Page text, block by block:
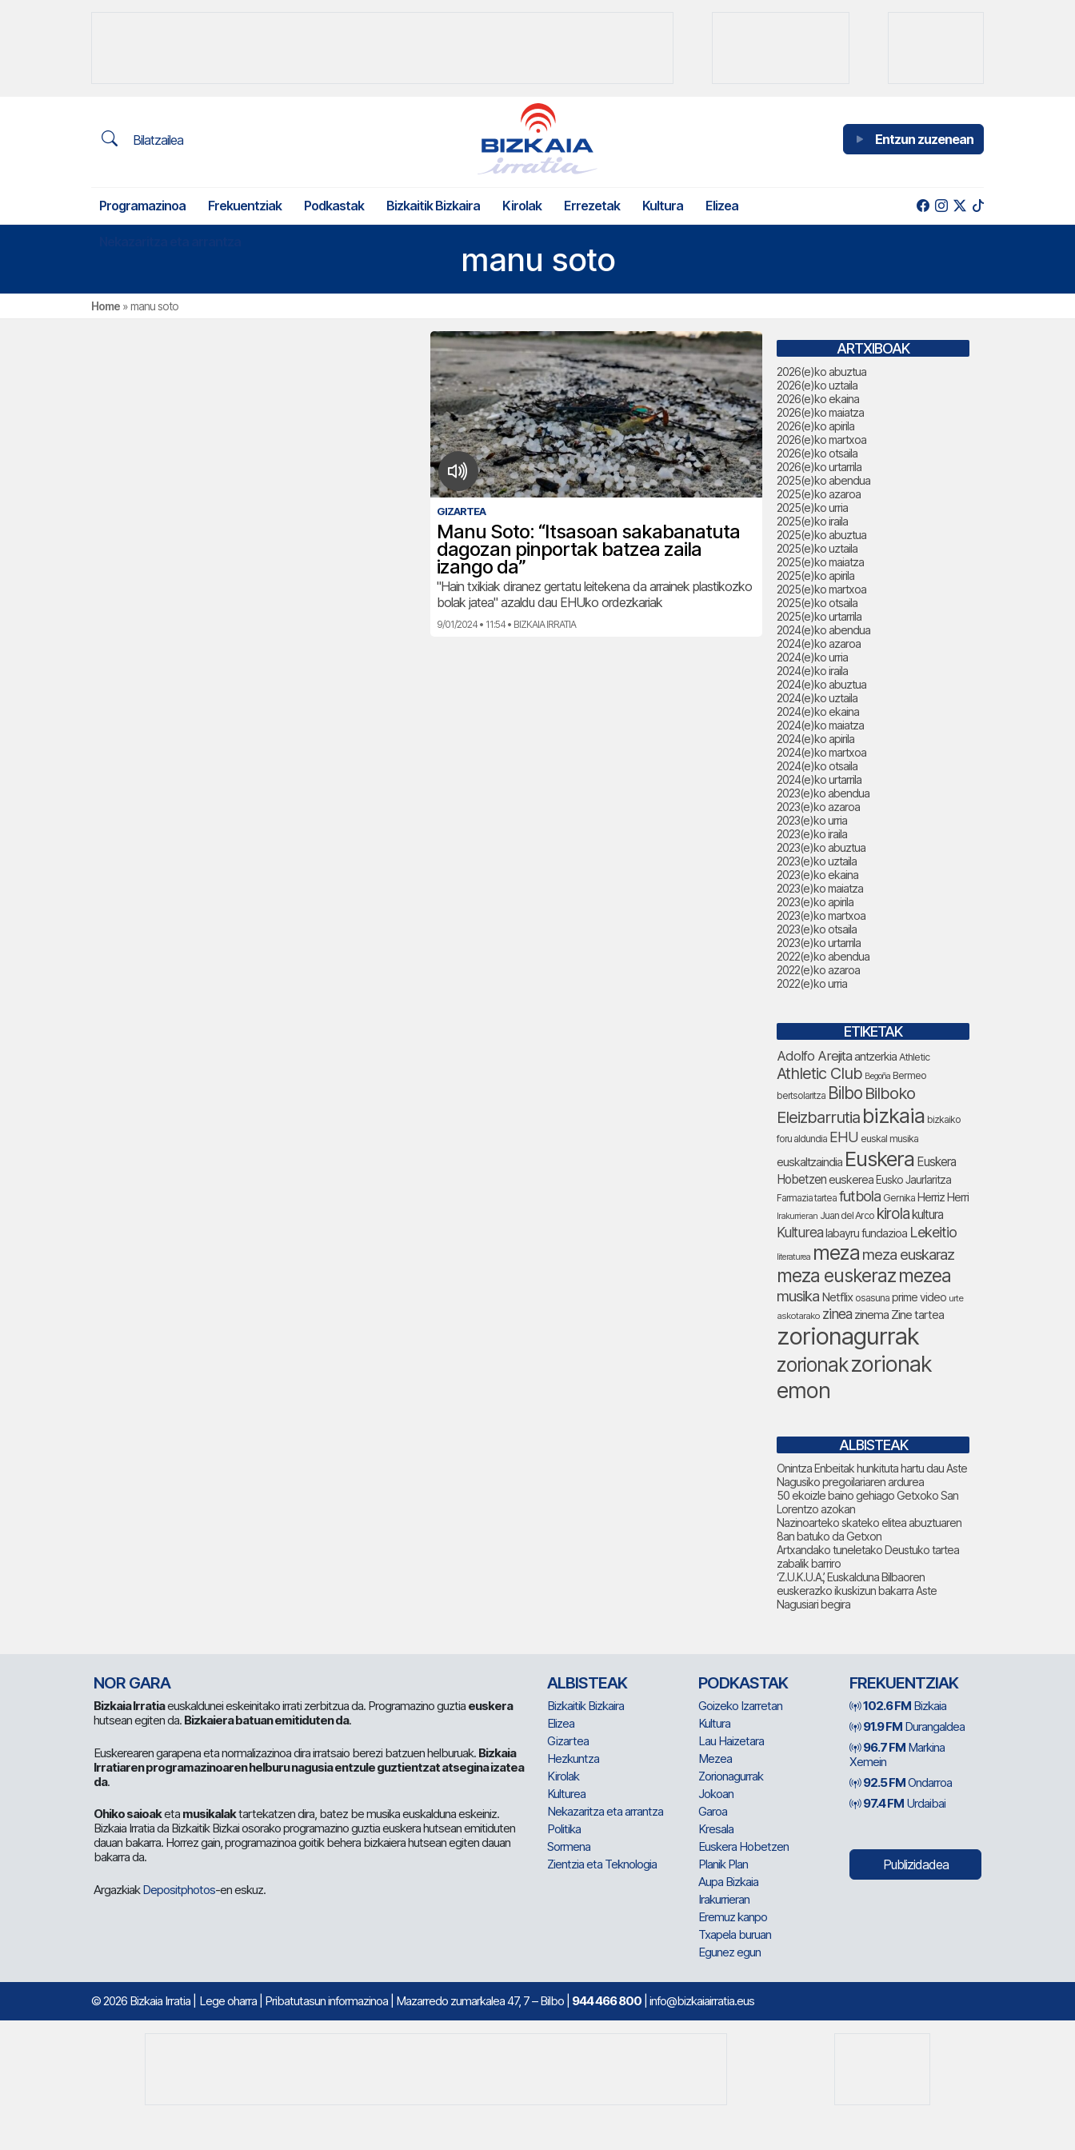
Bilatzailea Entzun zuzenean
Programazinoa Frekuentziak Podkastak Bizkaitik Bizkaira Kirolak Errezetak Kultura Elizea
manu soto
Home »manu soto
GIZARTEA
Manu Soto: “Itsasoan sakabanatuta
dagozan pinportak batzea zaila
izango da”
"Hain txikiak diranez gertatu leitekena da arrainek plastikozko
bolak jatea" azaldu dau EHUko ordezkariak
9/01/2024 • 11:54 • BIZKAIA IRRATIA
ARTXIBOAK
2026(e)ko abuztua
2026(e)ko uztaila
2026(e)ko ekaina
2026(e)ko maiatza
2026(e)ko apirila
2026(e)ko martxoa
2026(e)ko otsaila
2026(e)ko urtarrila
2025(e)ko abendua
2025(e)ko azaroa
2025(e)ko urria
2025(e)ko iraila
2025(e)ko abuztua
2025(e)ko uztaila
2025(e)ko maiatza
2025(e)ko apirila
2025(e)ko martxoa
2025(e)ko otsaila
2025(e)ko urtarrila
2024(e)ko abendua
2024(e)ko azaroa
2024(e)ko urria
2024(e)ko iraila
2024(e)ko abuztua
2024(e)ko uztaila
2024(e)ko ekaina
2024(e)ko maiatza
2024(e)ko apirila
2024(e)ko martxoa
2024(e)ko otsaila
2024(e)ko urtarrila
2023(e)ko abendua
2023(e)ko azaroa
2023(e)ko urria
2023(e)ko iraila
2023(e)ko abuztua
2023(e)ko uztaila
2023(e)ko ekaina
2023(e)ko maiatza
2023(e)ko apirila
2023(e)ko martxoa
2023(e)ko otsaila
2023(e)ko urtarrila
2022(e)ko abendua
2022(e)ko azaroa
2022(e)ko urria
ETIKETAK
Adolfo Arejitaantzerkia Athletic
Athletic Club Begoña Bermeo
bertsolaritza Bilbo Bilboko
Eleizbarrutia bizkaia bizkaiko
foru aldundia EHU euskal musika
euskaltzaindia Euskera Euskera
Hobetzeneuskerea Eusko Jaurlaritza
Farmazia tartea futbola Gernika Herriz Herri
Irakurrieran Juan del Arco kirola kultura
Kulturealabayru fundazioa Lekeitio
literaturea meza meza euskaraz
meza euskerazmezea
musika Netflix osasuna prime video urte
askotarako zineazinema Zine tartea
zorionagurrak
zorionakzorionak
emon
ALBISTEAK
Onintza Enbeitak hunkituta hartu dau Aste
Nagusiko pregoilariaren ardurea
50 ekoizle baino gehiago Getxoko San
Lorentzo azokan
Nazinoarteko skateko elitea abuztuaren
8an batuko da Getxon
Artxandako tuneletako Deustuko tartea
zabalik barriro
‘Z.U.K.U.A.’, Euskalduna Bilbaoren
euskerazko ikuskizun bakarra Aste
Nagusiari begira
NOR GARA
Bizkaia Irratiaeuskaldunei eskeinitako irrati zerbitzua da. Programazino guztia euskera
hutsean egiten da. Bizkaiera batuan emitiduten da.
Euskerearen garapena eta normalizazinoa dira irratsaio berezi batzuen helburuak. Bizkaia
Irratiaren programazinoaren helburu nagusia entzule guztientzat atsegina izatea
da.
Ohiko saioaketa musikalaktartekatzen dira, batez be musika euskalduna eskeiniz.
Bizkaia Irratia da Bizkaitik Bizkai osorako programazino guztia euskera hutsean emitiduten
dauan bakarra. Horrez gain, programazinoa goitik behera bizkaiera hutsean egiten dauan
bakarra da.
ArgazkiakDepositphotos-en eskuz.
ALBISTEAK
Bizkaitik Bizkaira
Elizea
Gizartea
Hezkuntza
Kirolak
Kulturea
Nekazaritza eta arrantza
Politika
Sormena
Zientzia eta Teknologia
PODKASTAK
Goizeko Izarretan
Kultura
Lau Haizetara
Mezea
Zorionagurrak
Jokoan
Garoa
Kresala
Euskera Hobetzen
Planik Plan
Aupa Bizkaia
Irakurrieran
Eremuz kanpo
Txapela buruan
Egunez egun
FREKUENTZIAK
102.6 FM Bizkaia
91.9 FM Durangaldea
96.7 FM Markina
Xemein
92.5 FMOndarroa
97.4 FM Urdaibai
Publizidadea
© 2026 Bizkaia Irratia Lege oharra Pribatutasun informazinoa | Mazarredo zumarkalea 47, 7 – Bilbo | 944 466 800 | info@bizkaiairratia.eus